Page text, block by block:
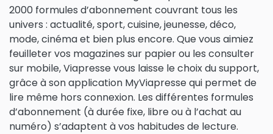
2000 formules d’abonnement couvrant tous les
univers : actualité, sport, cuisine, jeunesse, déco,
mode, cinéma et bien plus encore. Que vous aimiez
feuilleter vos magazines sur papier ou les consulter
sur mobile, Viapresse vous laisse le choix du support,
grâce à son application MyViapresse qui permet de
lire même hors connexion. Les différentes formules
d’abonnement (à durée fixe, libre ou à l’achat au
numéro) s’adaptent à vos habitudes de lecture.